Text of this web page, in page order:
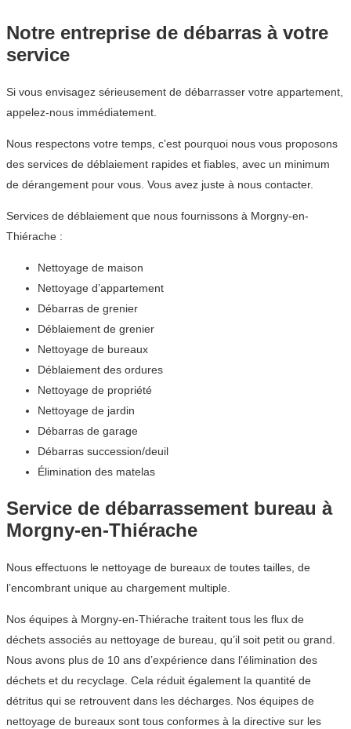
Notre entreprise de débarras à votre
service
Si vous envisagez sérieusement de débarrasser votre appartement,
appelez-nous immédiatement.
Nous respectons votre temps, c’est pourquoi nous vous proposons
des services de déblaiement rapides et fiables, avec un minimum
de dérangement pour vous. Vous avez juste à nous contacter.
Services de déblaiement que nous fournissons à Morgny-en-
Thiérache :
Nettoyage de maison
Nettoyage d’appartement
Débarras de grenier
Déblaiement de grenier
Nettoyage de bureaux
Déblaiement des ordures
Nettoyage de propriété
Nettoyage de jardin
Débarras de garage
Débarras succession/deuil
Élimination des matelas
Service de débarrassement bureau à
Morgny-en-Thiérache
Nous effectuons le nettoyage de bureaux de toutes tailles, de
l’encombrant unique au chargement multiple.
Nos équipes à Morgny-en-Thiérache traitent tous les flux de
déchets associés au nettoyage de bureau, qu’il soit petit ou grand.
Nous avons plus de 10 ans d’expérience dans l’élimination des
déchets et du recyclage. Cela réduit également la quantité de
détritus qui se retrouvent dans les décharges. Nos équipes de
nettoyage de bureaux sont tous conformes à la directive sur les